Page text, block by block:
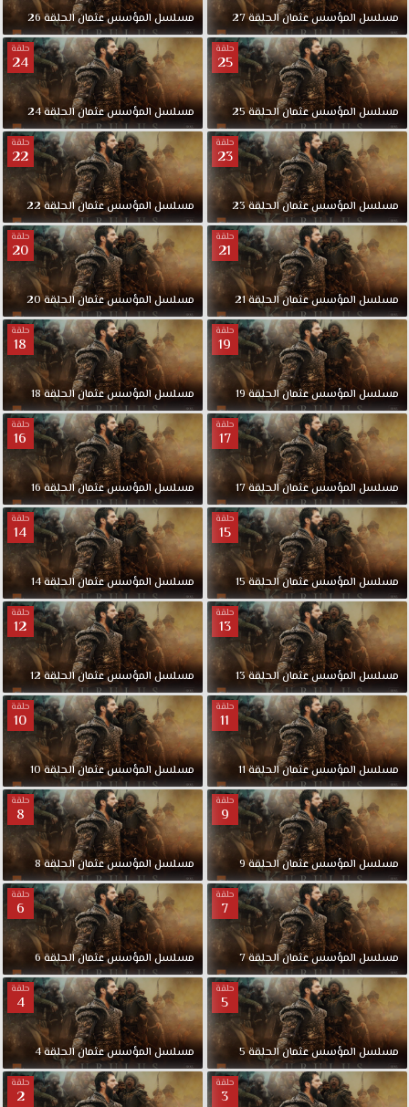
مسلسل المؤسسعثمانالحلقة27 مسلسل المؤسسعثمانالحلقة26
حلقة
25
مسلسل المؤسسعثمانالحلقة25
حلقة
24
مسلسل المؤسسعثمانالحلقة24
حلقة
23
مسلسل المؤسسعثمانالحلقة23
حلقة
22
مسلسل المؤسسعثمانالحلقة22
حلقة
21
مسلسل المؤسسعثمانالحلقة21
حلقة
20
مسلسل المؤسسعثمانالحلقة20
حلقة
19
مسلسل المؤسسعثمانالحلقة19
حلقة
18
مسلسل المؤسسعثمانالحلقة18
حلقة
17
مسلسل المؤسسعثمانالحلقة17
حلقة
16
مسلسل المؤسسعثمانالحلقة16
حلقة
15
مسلسل المؤسسعثمانالحلقة15
حلقة
14
مسلسل المؤسسعثمانالحلقة14
حلقة
13
مسلسل المؤسسعثمانالحلقة13
حلقة
12
مسلسل المؤسسعثمانالحلقة12
حلقة
11
مسلسل المؤسسعثمانالحلقة11
حلقة
10
مسلسل المؤسسعثمانالحلقة10
حلقة
9
مسلسل المؤسسعثمانالحلقة9
حلقة
8
مسلسل المؤسسعثمانالحلقة8
حلقة
7
مسلسل المؤسسعثمانالحلقة7
حلقة
6
مسلسل المؤسسعثمانالحلقة6
حلقة
5
مسلسل المؤسسعثمانالحلقة5
حلقة
4
مسلسل المؤسسعثمانالحلقة4
حلقة
3
حلقة
2